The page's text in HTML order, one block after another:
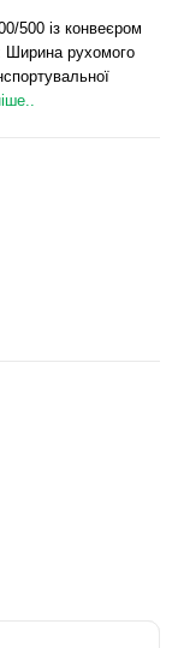
500 із конвеєром
Ширина рухомого